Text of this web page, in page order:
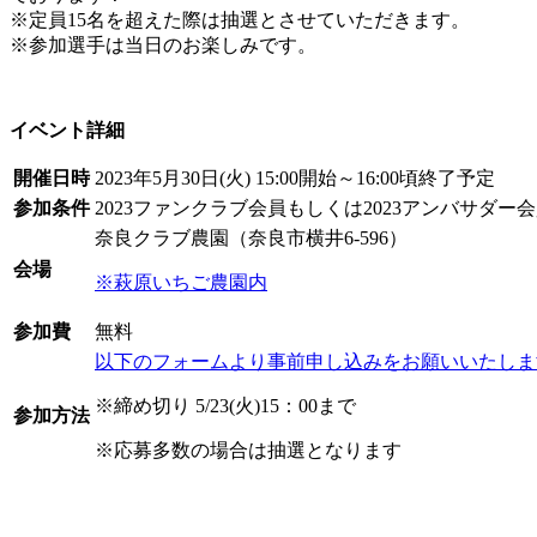
※定員15名を超えた際は抽選とさせていただきます。
※参加選手は当日のお楽しみです。
イベント詳細
開催日時 2023年5月30日(火) 15:00開始～16:00頃終了予定
参加条件 2023ファンクラブ会員もしくは2023アンバサダー
会場
奈良クラブ農園（奈良市横井6-596）
※萩原いちご農園内
参加費 無料
参加方法
以下のフォームより事前申し込みをお願いいたしま
※締め切り 5/23(火)15：00まで
※応募多数の場合は抽選となります